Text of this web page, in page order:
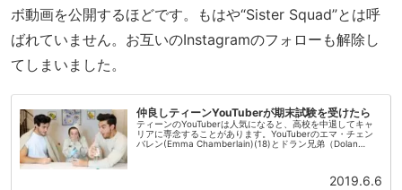
ボ動画を公開するほどです。もはや“Sister Squad”とは呼
ばれていません。お互いのInstagramのフォローも解除し
てしまいました。
仲良しティーンYouTuberが期末試験を受けたら
ティーンのYouTuberは人気になると、高校を中退してキャ
リアに専念することがあります。YouTuberのエマ・チェン
バレン(Emma Chamberlain)(18)とドラン兄弟（Dolan
2019.6.6